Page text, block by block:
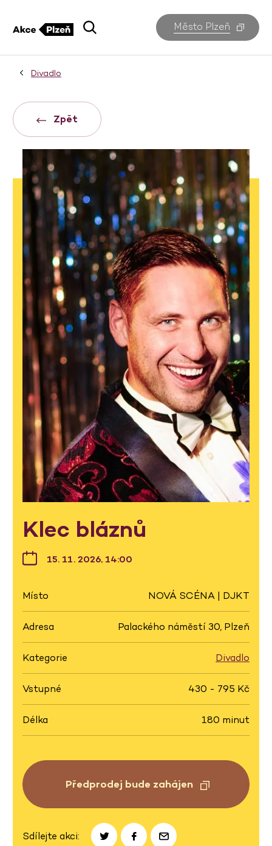
Město Plzeň
Divadlo
Zpět
Klec bláznů
15. 11. 2026, 14:00
Místo NOVÁ SCÉNA | DJKT
Adresa Palackého náměstí 30, Plzeň
Kategorie Divadlo
Vstupné 430 - 795 Kč
Délka 180 minut
Předprodej bude zahájen
Sdílejte akci: